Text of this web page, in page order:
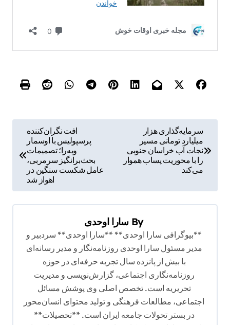
ر
سرمایه‌گذاری هزار
میلیارد تومانی مسیر
نجات آب خراسان جنوبی
را با محوریت پساب هموار
می‌کند
افت نگران‌کننده
پرسپولیس با اوسمار
ویه‌را؛ تصمیمات
بحث‌برانگیز سرمربی،
عامل شکست سنگین در
اهواز شد
By سارا اوحدی
**بیوگرافی سارا اوحدی** **سارا اوحدی** سردبیر و
مدیر مسئول سارا اوحدی روزنامه‌نگار و مدیر رسانه‌ای
با بیش از پانزده سال تجربه حرفه‌ای در حوزه
روزنامه‌نگاری اجتماعی، گزارش‌نویسی و مدیریت
تحریریه است. تخصص اصلی وی پوشش مسائل
اجتماعی، مطالعات فرهنگی و تولید محتوای انسان‌محور
در بستر تحولات جامعه ایران است. **تحصیلات**